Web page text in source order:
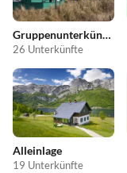
Gruppenunterkünfte
26 Unterkünfte
Alleinlage
19 Unterkünfte